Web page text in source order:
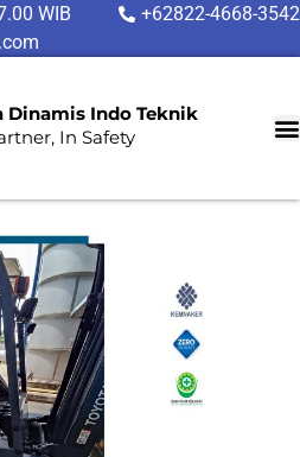
WIB
+62822-4668-3542
Dinamis Indo Teknik
In Safety